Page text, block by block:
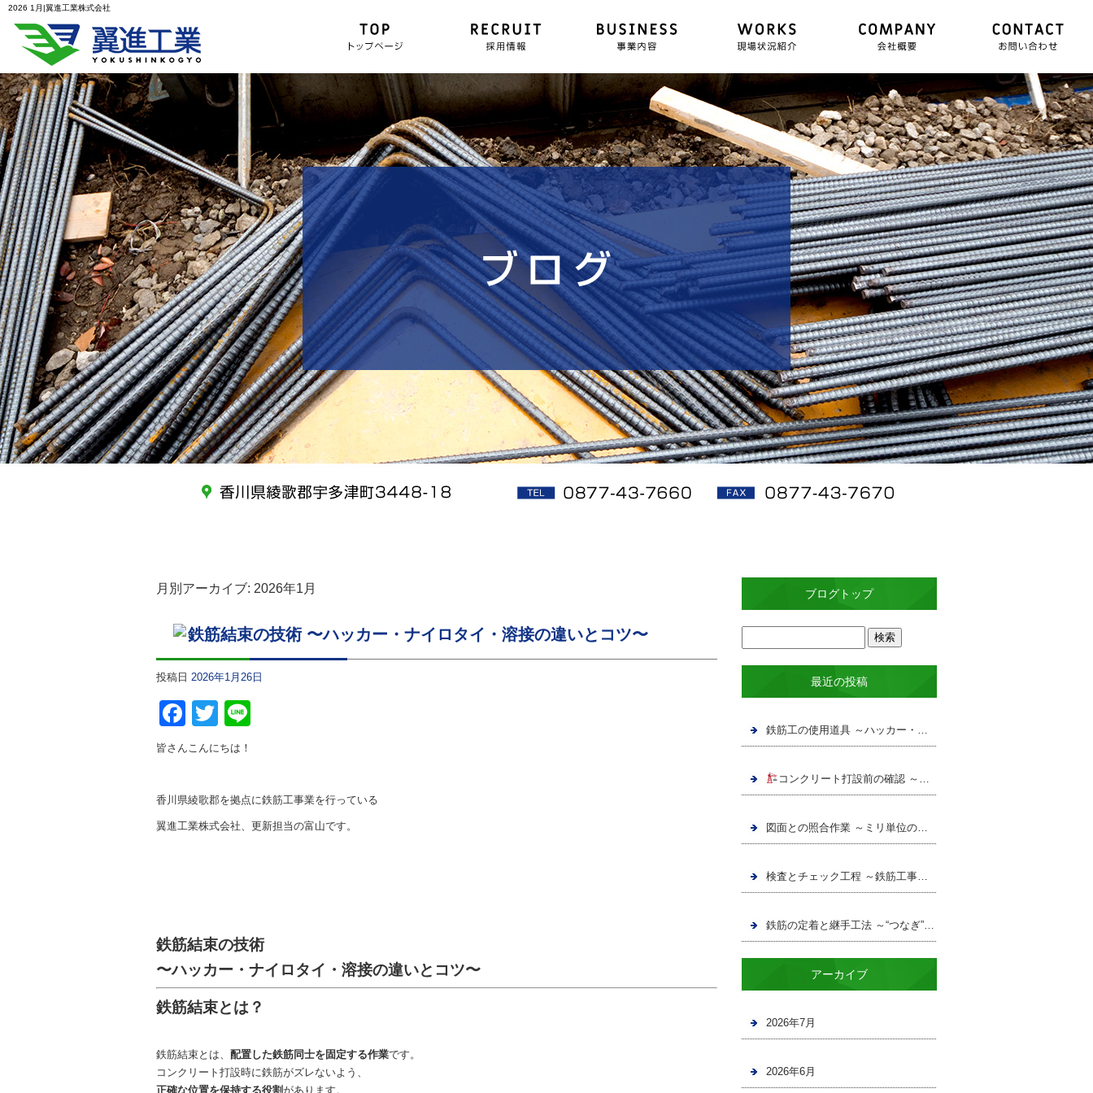
2026 1月|翼進工業株式会社
月別アーカイブ: 2026年1月
鉄筋結束の技術 〜ハッカー・ナイロタイ・溶接の違いとコツ〜
投稿日 2026年1月26日
Facebook
Twitter
皆さんこんにちは！
香川県綾歌郡を拠点に鉄筋工事業を行っている
翼進工業株式会社、更新担当の富山です。
鉄筋結束の技術
〜ハッカー・ナイロタイ・溶接の違いとコツ〜
鉄筋結束とは？
鉄筋結束とは、 配置した鉄筋同士を固定する作業です。
コンクリート打設時に鉄筋がズレないよう、
正確な位置を保持する役割があります。
ブログトップ
最近の投稿
鉄筋工の使用道具 ～ハッカー・ニッパー・番線・スケールの世界～
コンクリート打設前の確認 ～隠れる前に全てをチェックする責任～
図面との照合作業 ～ミリ単位の正確さを追求する職人の目～
検査とチェック工程 ～鉄筋工事の品質を守る検査体制～
鉄筋の定着と継手工法 ～“つなぎ”の技術～
アーカイブ
2026年7月
2026年6月